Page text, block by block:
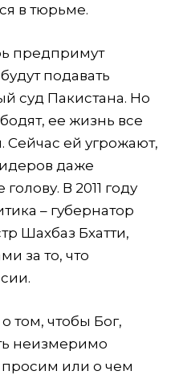
в тюрьме.
предпримут
подавать
суд Пакистана. Но
ее жизнь все
Сейчас ей угрожают,
даже
В 2011 году
– губернатор
Шахбаз Бхатти,
за то, что
том, чтобы Бог,
неизмеримо
или о чем